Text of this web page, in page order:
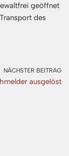
geöffnet
des
NÄCHSTER BEITRAG
ausgelöst